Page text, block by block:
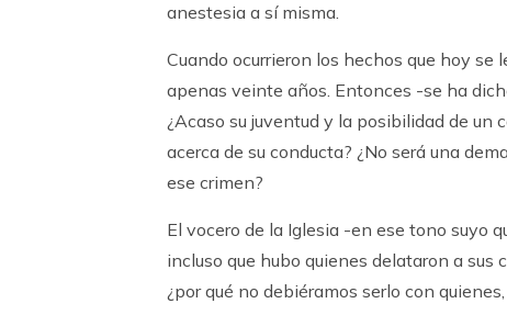
anestesia a sí misma.
Cuando ocurrieron los hechos que hoy
apenas veinte años. Entonces -se ha
¿Acaso su juventud y la posibilidad de un
acerca de su conducta? ¿No será una
ese crimen?
El vocero de la Iglesia -en ese tono suyo
incluso que hubo quienes delataron a sus
¿por qué no debiéramos serlo con